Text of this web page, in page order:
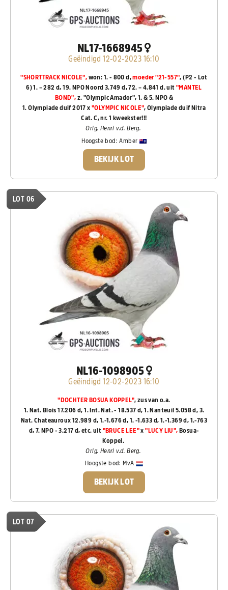
NL17-1668945
Geëindigd 12-02-2023 16:10
"SHORTTRACK NICOLE", won: 1. - 800 d,moeder "21-557", (P2 - Lot
6) 1. – 282 d, 19. NPO Noord 3.749 d, 72. – 4.841 d. uit "MANTEL
BOND", z. "Olympic Amador", 1. & 5. NPO &
1. Olympiade duif 2017 x "OLYMPIC NICOLE", Olympiade duif Nitra
Cat. C, nr. 1 kweekster!!!
Orig. Henri v.d. Berg.
Hoogste bod: Amber
BEKIJK LOT
LOT 06
NL16-1098905
Geëindigd 12-02-2023 16:10
"DOCHTER BOSUA KOPPEL", zus van o.a.
1. Nat. Blois 17.206 d, 1. Int. Nat. - 18.537 d, 1. Nanteuil 5.058 d, 3.
Nat. Chateauroux 12.989 d, 1.-1.676 d, 1. -1.633 d, 1.-1.369 d, 1.-763
d, 7. NPO - 3.217 d, etc.uit "BRUCE LEE"x"LUCY LIU", Bosua-
Koppel.
Orig. Henri v.d. Berg.
Hoogste bod: MvA
BEKIJK LOT
LOT 07